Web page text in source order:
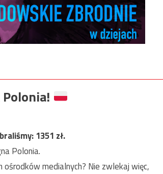
1351 zł.
Polonia.
medialnych? Nie zwlekaj więc,